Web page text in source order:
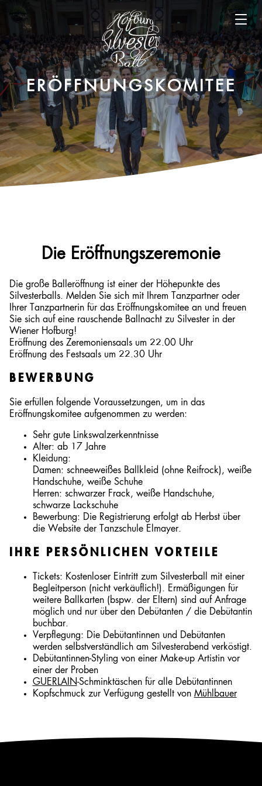
Open
ERÖFFNUNGSKOMITEE
Die Eröffnungszeremonie
Die große Balleröffnung ist einer der Höhepunkte des
Silvesterballs. Melden Sie sich mit Ihrem Tanzpartner oder
Ihrer Tanzpartnerin für das Eröffnungskomitee an und freuen
Sie sich auf eine rauschende Ballnacht zu Silvester in der
Wiener Hofburg!
Eröffnung des Zeremoniensaals um 22.00 Uhr
Eröffnung des Festsaals um 22.30 Uhr
BEWERBUNG
Sie erfüllen folgende Voraussetzungen, um in das
Eröffnungskomitee aufgenommen zu werden:
Sehr gute Linkswalzerkenntnisse
Alter: ab 17 Jahre
Kleidung:
Damen: schneeweißes Ballkleid (ohne Reifrock), weiße
Handschuhe, weiße Schuhe
Herren: schwarzer Frack, weiße Handschuhe,
schwarze Lackschuhe
Bewerbung: Die Registrierung erfolgt ab Herbst über
die Website der Tanzschule Elmayer.
IHRE PERSÖNLICHEN VORTEILE
Tickets: Kostenloser Eintritt zum Silvesterball mit einer
Begleitperson (nicht verkäuflich!). Ermäßigungen für
weitere Ballkarten (bspw. der Eltern) sind auf Anfrage
möglich und nur über den Debütanten / die Debütantin
buchbar.
Verpflegung: Die Debütantinnen und Debütanten
werden selbstverständlich am Silvesterabend verköstigt.
Debütantinnen-Styling von einer Make-up Artistin vor
einer der Proben
GUERLAIN-Schminktäschen für alle Debütantinnen
Kopfschmuck zur Verfügung gestellt von Mühlbauer